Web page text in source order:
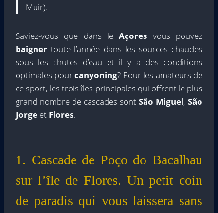
Muir).
Saviez-vous que dans leAçores vous pouvez
baigner toute l’année dans les sources chaudes
sous les chutes d’eau et il y a des conditions
optimales pourcanyoning? Pour les amateurs de
ce sport, les trois îles principales qui offrent le plus
grand nombre de cascades sont São Miguel, São
Jorge et Flores.
1. Cascade de Poço do Bacalhau
sur l’île de Flores. Un petit coin
de paradis qui vous laissera sans